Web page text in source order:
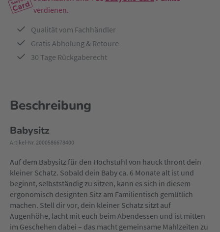
verdienen.
Qualität vom Fachhändler
Gratis Abholung & Retoure
30 Tage Rückgaberecht
Beschreibung
Babysitz
Artikel-Nr. 2000586678400
Auf dem Babysitz für den Hochstuhl von hauck thront dein
kleiner Schatz. Sobald dein Baby ca. 6 Monate alt ist und
beginnt, selbstständig zu sitzen, kann es sich in diesem
ergonomisch designten Sitz am Familientisch gemütlich
machen. Stell dir vor, dein kleiner Schatz sitzt auf
Augenhöhe, lacht mit euch beim Abendessen und ist mitten
im Geschehen dabei – das macht gemeinsame Mahlzeiten zu